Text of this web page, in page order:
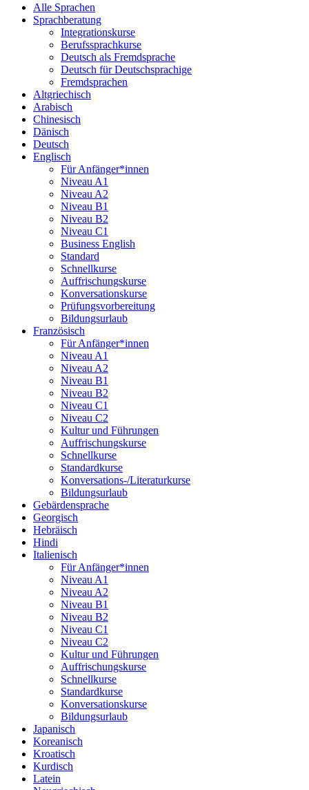
Alle Sprachen
Sprachberatung
Integrationskurse
Berufssprachkurse
Deutsch als Fremdsprache
Deutsch für Deutschsprachige
Fremdsprachen
Altgriechisch
Arabisch
Chinesisch
Dänisch
Deutsch
Englisch
Für Anfänger*innen
Niveau A1
Niveau A2
Niveau B1
Niveau B2
Niveau C1
Business English
Standard
Schnellkurse
Auffrischungskurse
Konversationskurse
Prüfungsvorbereitung
Bildungsurlaub
Französisch
Für Anfänger*innen
Niveau A1
Niveau A2
Niveau B1
Niveau B2
Niveau C1
Niveau C2
Kultur und Führungen
Auffrischungskurse
Schnellkurse
Standardkurse
Konversations-/Literaturkurse
Bildungsurlaub
Gebärdensprache
Georgisch
Hebräisch
Hindi
Italienisch
Für Anfänger*innen
Niveau A1
Niveau A2
Niveau B1
Niveau B2
Niveau C1
Niveau C2
Kultur und Führungen
Auffrischungskurse
Schnellkurse
Standardkurse
Konversationskurse
Bildungsurlaub
Japanisch
Koreanisch
Kroatisch
Kurdisch
Latein